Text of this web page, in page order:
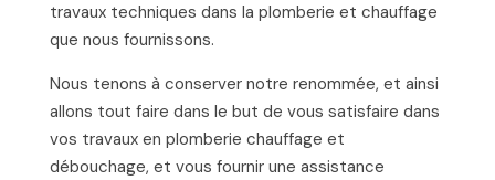
travaux techniques dans la plomberie et chauffage
que nous fournissons.
Nous tenons à conserver notre renommée, et ainsi
allons tout faire dans le but de vous satisfaire dans
vos travaux en plomberie chauffage et
débouchage, et vous fournir une assistance